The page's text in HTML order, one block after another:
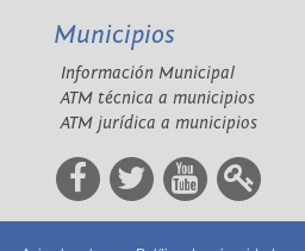
Municipios
Información Municipal
ATM técnica a municipios
ATM jurídica a municipios